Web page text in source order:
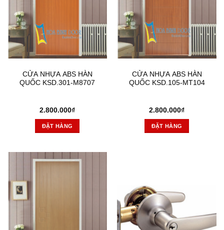
CỬA NHỰA ABS HÀN
QUỐC KSD.301-M8707
2.800.000₫
ĐẶT HÀNG
CỬA NHỰA ABS HÀN
QUỐC KSD.105-MT104
2.800.000₫
ĐẶT HÀNG